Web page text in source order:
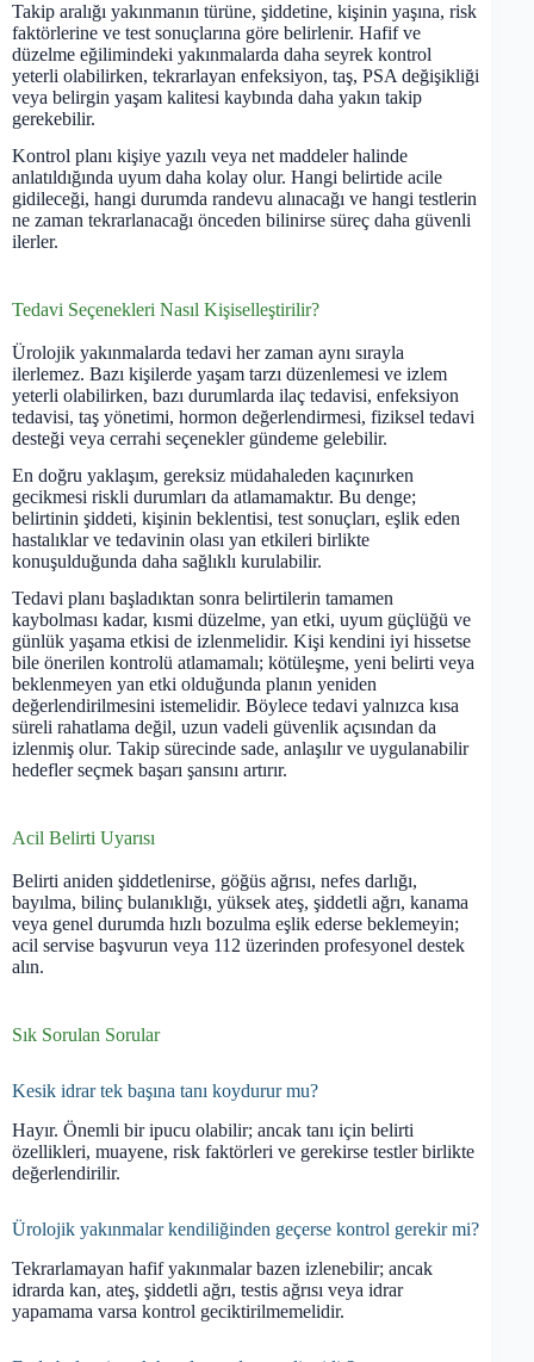
Takip aralığı yakınmanın türüne, şiddetine, kişinin yaşına, risk
faktörlerine ve test sonuçlarına göre belirlenir. Hafif ve
düzelme eğilimindeki yakınmalarda daha seyrek kontrol
yeterli olabilirken, tekrarlayan enfeksiyon, taş, PSA değişikliği
veya belirgin yaşam kalitesi kaybında daha yakın takip
gerekebilir.
Kontrol planı kişiye yazılı veya net maddeler halinde
anlatıldığında uyum daha kolay olur. Hangi belirtide acile
gidileceği, hangi durumda randevu alınacağı ve hangi testlerin
ne zaman tekrarlanacağı önceden bilinirse süreç daha güvenli
ilerler.
Tedavi Seçenekleri Nasıl Kişiselleştirilir?
Ürolojik yakınmalarda tedavi her zaman aynı sırayla
ilerlemez. Bazı kişilerde yaşam tarzı düzenlemesi ve izlem
yeterli olabilirken, bazı durumlarda ilaç tedavisi, enfeksiyon
tedavisi, taş yönetimi, hormon değerlendirmesi, fiziksel tedavi
desteği veya cerrahi seçenekler gündeme gelebilir.
En doğru yaklaşım, gereksiz müdahaleden kaçınırken
gecikmesi riskli durumları da atlamamaktır. Bu denge;
belirtinin şiddeti, kişinin beklentisi, test sonuçları, eşlik eden
hastalıklar ve tedavinin olası yan etkileri birlikte
konuşulduğunda daha sağlıklı kurulabilir.
Tedavi planı başladıktan sonra belirtilerin tamamen
kaybolması kadar, kısmi düzelme, yan etki, uyum güçlüğü ve
günlük yaşama etkisi de izlenmelidir. Kişi kendini iyi hissetse
bile önerilen kontrolü atlamamalı; kötüleşme, yeni belirti veya
beklenmeyen yan etki olduğunda planın yeniden
değerlendirilmesini istemelidir. Böylece tedavi yalnızca kısa
süreli rahatlama değil, uzun vadeli güvenlik açısından da
izlenmiş olur. Takip sürecinde sade, anlaşılır ve uygulanabilir
hedefler seçmek başarı şansını artırır.
Acil Belirti Uyarısı
Belirti aniden şiddetlenirse, göğüs ağrısı, nefes darlığı,
bayılma, bilinç bulanıklığı, yüksek ateş, şiddetli ağrı, kanama
veya genel durumda hızlı bozulma eşlik ederse beklemeyin;
acil servise başvurun veya 112 üzerinden profesyonel destek
alın.
Sık Sorulan Sorular
Kesik idrar tek başına tanı koydurur mu?
Hayır. Önemli bir ipucu olabilir; ancak tanı için belirti
özellikleri, muayene, risk faktörleri ve gerekirse testler birlikte
değerlendirilir.
Ürolojik yakınmalar kendiliğinden geçerse kontrol gerekir mi?
Tekrarlamayan hafif yakınmalar bazen izlenebilir; ancak
idrarda kan, ateş, şiddetli ağrı, testis ağrısı veya idrar
yapamama varsa kontrol geciktirilmemelidir.